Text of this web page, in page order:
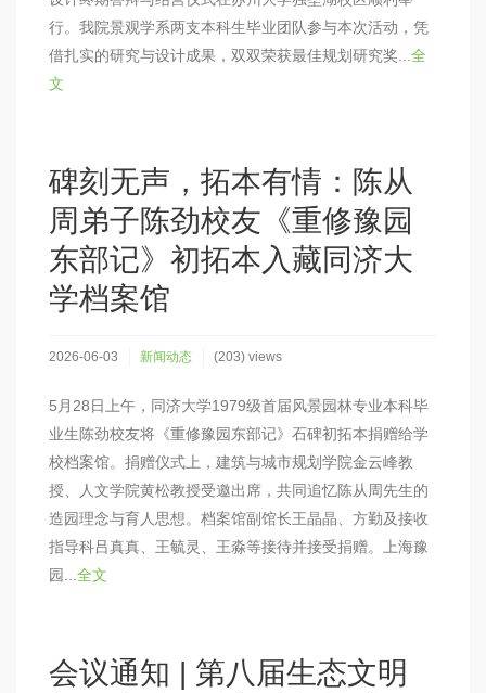
行。我院景观学系两支本科生毕业团队参与本次活动，凭
借扎实的研究与设计成果，双双荣获最佳规划研究奖... 全
文
碑刻无声，拓本有情：陈从
周弟子陈劲校友《重修豫园
东部记》初拓本入藏同济大
学档案馆
2026-06-03 新闻动态 (203) views
5月28日上午，同济大学1979级首届风景园林专业本科毕
业生陈劲校友将《重修豫园东部记》石碑初拓本捐赠给学
校档案馆。捐赠仪式上，建筑与城市规划学院金云峰教
授、人文学院黄松教授受邀出席，共同追忆陈从周先生的
造园理念与育人思想。档案馆副馆长王晶晶、方勤及接收
指导科吕真真、王毓灵、王淼等接待并接受捐赠。上海豫
园... 全文
会议通知 | 第八届生态文明